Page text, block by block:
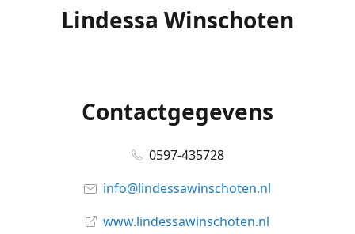
Lindessa Winschoten
Contactgegevens
0597-435728
info@lindessawinschoten.nl
www.lindessawinschoten.nl